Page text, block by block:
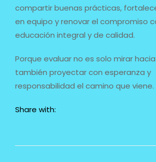
compartir buenas prácticas,
en equipo y renovar el compromiso
educación integral y de calidad.
Porque evaluar no es solo mirar
también proyectar con esperanza y
responsabilidad el camino que viene.
Share with: